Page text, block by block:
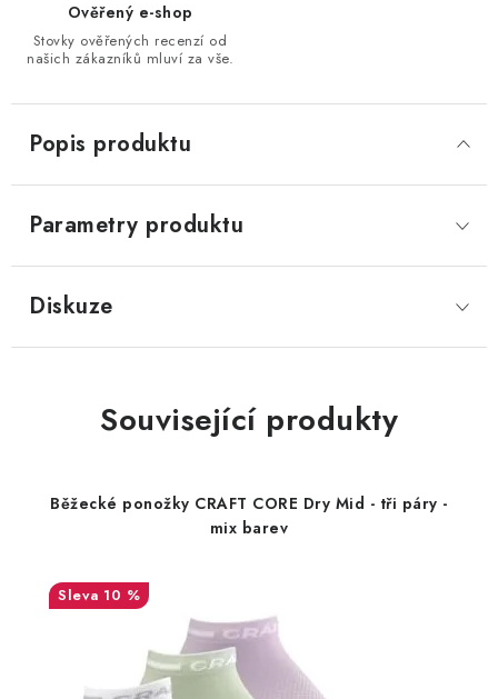
Ověřený e-shop
Stovky ověřených recenzí od
našich zákazníků mluví za vše.
Popis produktu
Parametry produktu
Diskuze
Související produkty
Běžecké ponožky CRAFT CORE Dry Mid - tři páry -
mix barev
10 %